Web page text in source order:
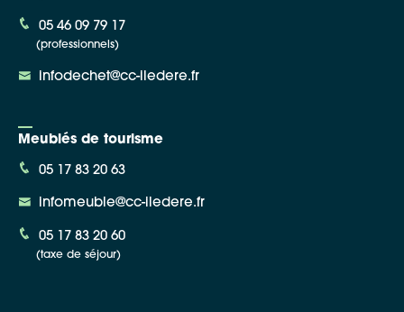
05 46 09 79 17
(professionnels)
infodechet@cc-iledere.fr
Meublés de tourisme
05 17 83 20 63
infomeuble@cc-iledere.fr
05 17 83 20 60
(taxe de séjour)